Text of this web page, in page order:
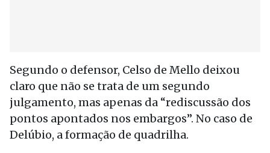
Segundo o defensor, Celso de Mello deixou
claro que não se trata de um segundo
julgamento, mas apenas da “rediscussão dos
pontos apontados nos embargos”. No caso de
Delúbio, a formação de quadrilha.